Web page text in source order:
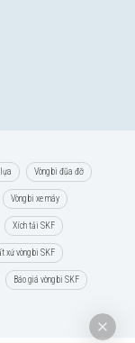
Vòng bi đũa đỡ
Vòng bi xe máy
Xích tải SKF
xứ vòng bi SKF
Báo giá vòng bi SKF